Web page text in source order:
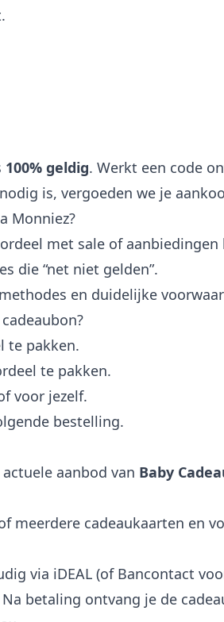
100% geldig. Werkt een code
is, vergoeden we je
Monniez?
met sale of aanbiedingen
die “net niet gelden”.
en duidelijke
te pakken.
te pakken.
voor jezelf.
bestelling.
aanbod van Baby
meerdere cadeaukaarten en
via iDEAL (of Bancontact
Na betaling ontvang je de